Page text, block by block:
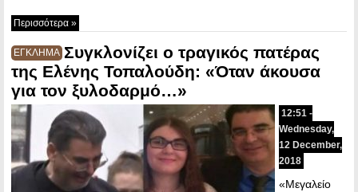
Περισσότερα »
ΕΓΚΛΗΜΑ Συγκλονίζει ο τραγικός πατέρας
της Ελένης Τοπαλούδη: «Όταν άκουσα
για τον ξυλοδαρμό…»
12:51 -
Wednesday,
12 December,
2018
«Μεγαλείο